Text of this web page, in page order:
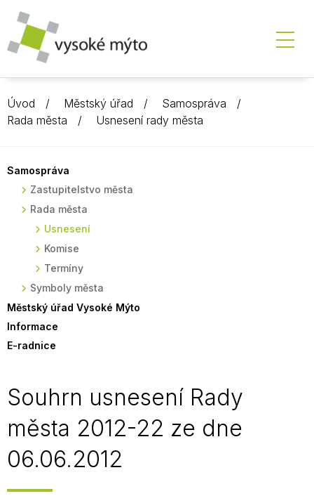
Úvod Městský úřad
Samospráva
Rada města
Usnesení rady města
Samospráva
Zastupitelstvo města
Rada města
Usnesení
Komise
Termíny
Symboly města
Městský úřad Vysoké Mýto
Informace
E-radnice
Souhrn usnesení Rady
města 2012-22 ze dne
06.06.2012